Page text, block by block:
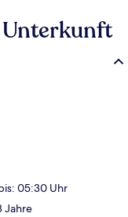
Unterkunft
05:30 Uhr
Jahre